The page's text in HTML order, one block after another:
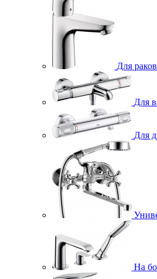
Для
Для
Для
На